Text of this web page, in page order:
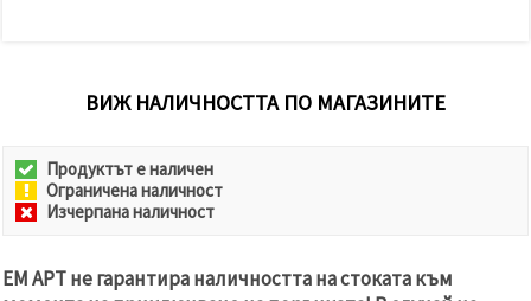
ВИЖ НАЛИЧНОСТТА ПО МАГАЗИНИТЕ
Продуктът е наличен
Ограничена наличност
Изчерпана наличност
ЕМ АРТ не гарантира наличността на стоката към